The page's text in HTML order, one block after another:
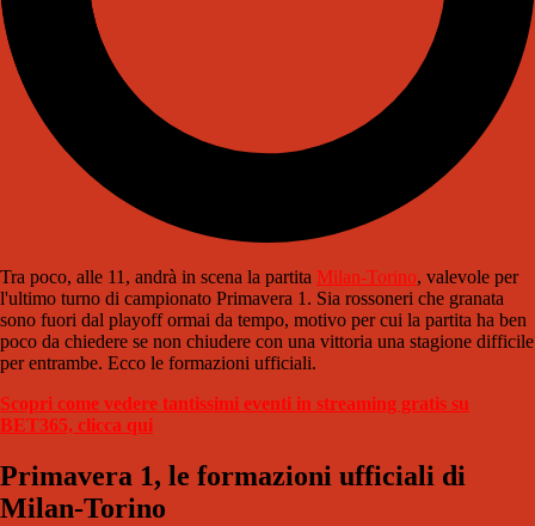
Tra poco, alle 11, andrà in scena la partita Milan-Torino, valevole per
l'ultimo turno di campionato Primavera 1. Sia rossoneri che granata
sono fuori dal playoff ormai da tempo, motivo per cui la partita ha ben
poco da chiedere se non chiudere con una vittoria una stagione difficile
per entrambe. Ecco le formazioni ufficiali.
Scopri come vedere tantissimi eventi in streaming gratis su
BET365, clicca qui
Primavera 1, le formazioni ufficiali di
Milan-Torino